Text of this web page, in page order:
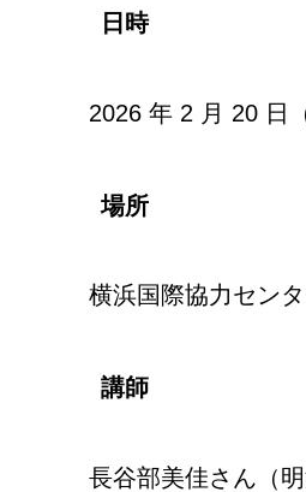
日時
2026 年 2 月 20 日
場所
横浜国際協力セン
講師
長谷部美佳さん（